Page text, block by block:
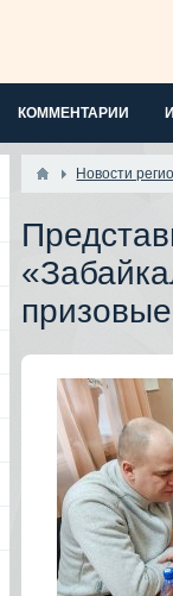
КОММЕНТАРИИ
Новости